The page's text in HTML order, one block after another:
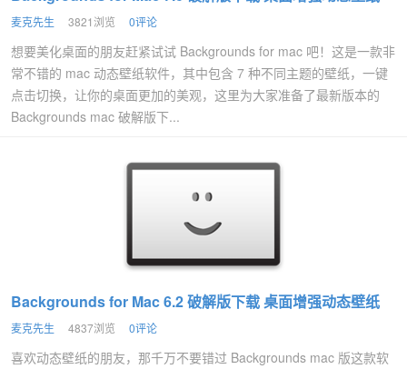
麦克先生 3821浏览 0评论
想要美化桌面的朋友赶紧试试 Backgrounds for mac 吧！这是一款非
常不错的 mac 动态壁纸软件，其中包含 7 种不同主题的壁纸，一键
点击切换，让你的桌面更加的美观，这里为大家准备了最新版本的
Backgrounds mac 破解版下...
Backgrounds for Mac 6.2 破解版下载 桌面增强动态壁纸
麦克先生 4837浏览 0评论
喜欢动态壁纸的朋友，那千万不要错过 Backgrounds mac 版这款软